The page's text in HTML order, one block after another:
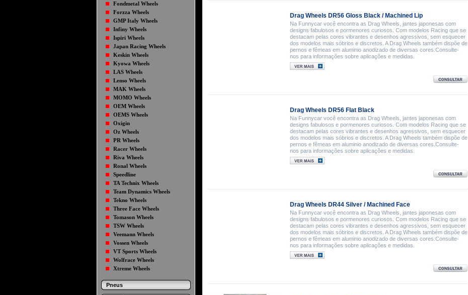
Fondmetal Wheels
Forzza Wheels
GMP Italy Wheels
Infiny Wheels
Ispiri Wheels
Japan Racing Wheels
Keskin Wheels
Kyowa Wheels
LAS Wheels
Lenso Wheels
MAK Wheels
MOMO Wheels
OEM Wheels
OEMS Wheels
Oxigin
Oz Wheels
PR Wheels
Racer Wheels
Riva Wheels
Ronal Wheels
Speedline
TA Technix Wheels
Team Dynamics Wheels
Tekno Wheels
Three Face Wheels
Tomason Wheels
TSW Wheels
Veemann Wheels
Vossen Wheels
VT Sports Wheels
Wolfrace Wheels
Xtreme Wheels
Pneus
Drag Wheels DR56 Gloss Black / Machined Lip
Na Funnycar você encontra as Drag Wheels, jantes japonesas com
designs fabulosos e pormenores curiosos. Com modelos Racing que se
destacam pelas cores vibrantes e desenhos agressivos, sem esquecer
dos modelos mais sóbrios e discretos. A Drag Wheels também dispõe de
pernos e fêmeas em aluminio anodizado de diversas cores.Consulte-
nos para informações sobre aplicações e medidas.
Drag Wheels DR56 Flat Black
Na Funnycar você encontra as Drag Wheels, jantes japonesas com
designs fabulosos e pormenores curiosos. Com modelos Racing que se
destacam pelas cores vibrantes e desenhos agressivos, sem esquecer
dos modelos mais sóbrios e discretos. A Drag Wheels também dispõe de
pernos e fêmeas em aluminio anodizado de diversas cores.Consulte-
nos para informações sobre aplicações e medidas.
Drag Wheels DR44 Silver / Machined Face
Na Funnycar você encontra as Drag Wheels, jantes japonesas com
designs fabulosos e pormenores curiosos. Com modelos Racing que se
destacam pelas cores vibrantes e desenhos agressivos, sem esquecer
dos modelos mais sóbrios e discretos. A Drag Wheels também dispõe de
pernos e fêmeas em aluminio anodizado de diversas cores.Consulte-
nos para informações sobre aplicações e medidas.